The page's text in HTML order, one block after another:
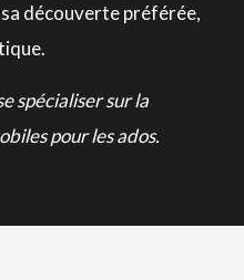
découverte préférée,
spécialiser sur la
pour les ados.